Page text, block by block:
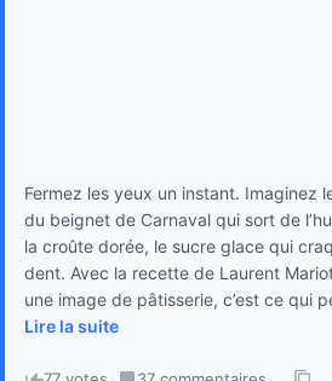
Fermez les yeux un instant. Imaginez
du beignet de Carnaval qui sort de
la croûte dorée, le sucre glace qui
dent. Avec la recette de Laurent
une image de pâtisserie, c’est ce qui
Lire la suite